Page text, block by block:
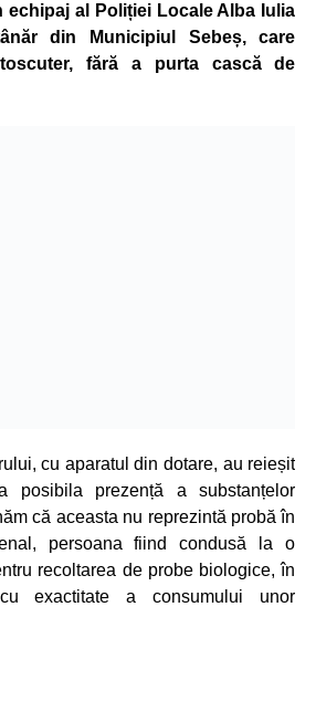
echipaj al Poliției Locale Alba Iulia
din Municipiul Sebeș, care
fără a purta cască de
cu aparatul din dotare, au reieșit
posibila prezență a substanțelor
că aceasta nu reprezintă probă în
persoana fiind condusă la o
recoltarea de probe biologice, în
exactitate a consumului unor